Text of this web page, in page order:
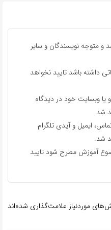
و متوجه نویسندگان و سایر
داشته باشد تایید نخواهد
یا وبسایت خود در دیدگاه
شد.
ایمیل و آیدی تلگرام
شد.
آموزش مطرح شود تایید
موردنیاز علامت‌گذاری شده‌اند